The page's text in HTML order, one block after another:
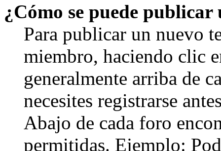
¿Cómo se puede
Para publicar un nuevo
miembro, haciendo clic
generalmente arriba de
necesites registrarse
Abajo de cada foro
permitidas. Ejemplo: